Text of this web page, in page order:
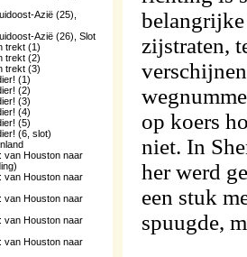
Azië (25),
Azië (26), Slot
trekt (1)
trekt (2)
trekt (3)
(1)
(2)
(3)
(4)
(5)
(6, slot)
van Houston naar
van Houston naar
van Houston naar
van Houston naar
van Houston naar
zijstraten,
op koers
niet. In
her werd
een stuk
spuugde,